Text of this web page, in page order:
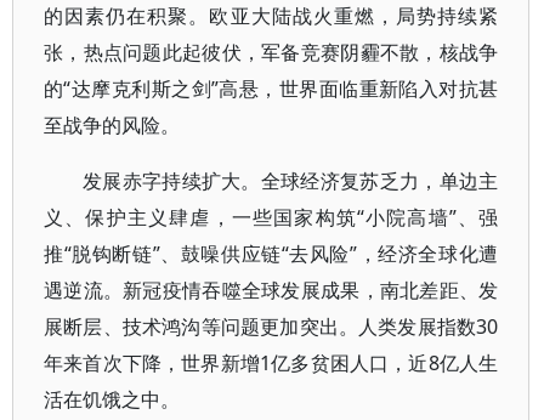
的因素仍在积聚。欧亚大陆战火重燃，局势持续紧
张，热点问题此起彼伏，军备竞赛阴霾不散，核战争
的“达摩克利斯之剑”高悬，世界面临重新陷入对抗甚
至战争的风险。
发展赤字持续扩大。全球经济复苏乏力，单边主
义、保护主义肆虐，一些国家构筑“小院高墙”、强
推“脱钩断链”、鼓噪供应链“去风险”，经济全球化遭
遇逆流。新冠疫情吞噬全球发展成果，南北差距、发
展断层、技术鸿沟等问题更加突出。人类发展指数30
年来首次下降，世界新增1亿多贫困人口，近8亿人生
活在饥饿之中。